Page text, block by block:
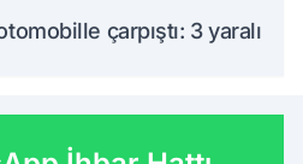
çarpıştı: 3 yaralı